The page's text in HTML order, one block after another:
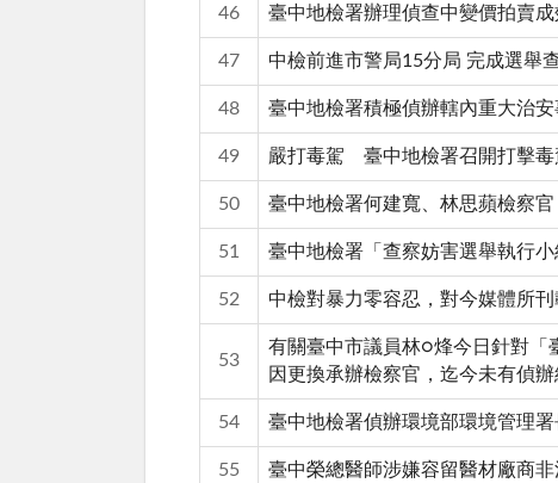
46 臺中地檢署辦理偵查中變價拍賣
47 中檢前進市警局15分局 完成選
48 臺中地檢署積極偵辦轄內重大治
49 嚴打毒駕 臺中地檢署召開打擊
50 臺中地檢署何建寬、林思蘋檢察
51 臺中地檢署「查察妨害選舉執行
52 中檢對暴力零容忍，對今媒體所
53
有關臺中市議員林○烽今日針對「
因更換承辦檢察官，迄今未有偵
54 臺中地檢署偵辦環境部環境管理
55 臺中榮總醫師涉嫌容留醫材廠商